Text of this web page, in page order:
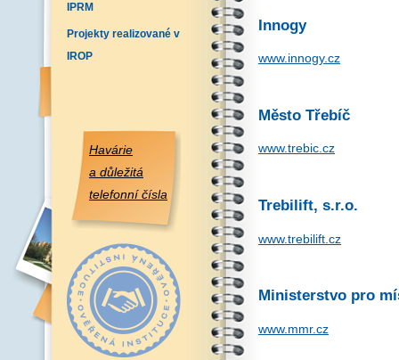
IPRM
Projekty realizované v
IROP
Havárie
a důležitá
telefonní čísla
Innogy
www.innogy.cz
Město Třebíč
www.trebic.cz
Trebilift, s.r.o.
www.trebilift.cz
Ministerstvo pro
www.mmr.cz